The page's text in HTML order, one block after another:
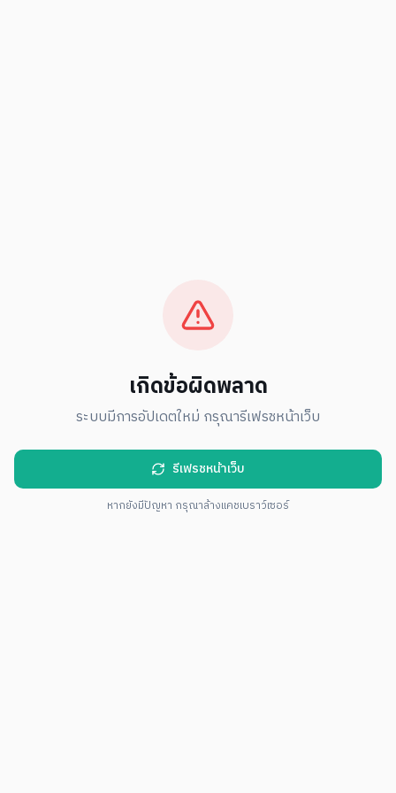
เกิดข้อผิดพลาด
ระบบมีการอัปเดตใหม่ กรุณารีเฟรชหน้าเว็บ
รีเฟรชหน้าเว็บ
หากยังมีปัญหา กรุณาล้างแคชเบราว์เซอร์